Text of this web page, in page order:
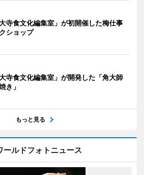
大寺食文化編集室」が初開催した梅仕事
ショップ
大寺食文化編集室」が開発した「角大師
き」
もっと見る
ールドフォトニュース